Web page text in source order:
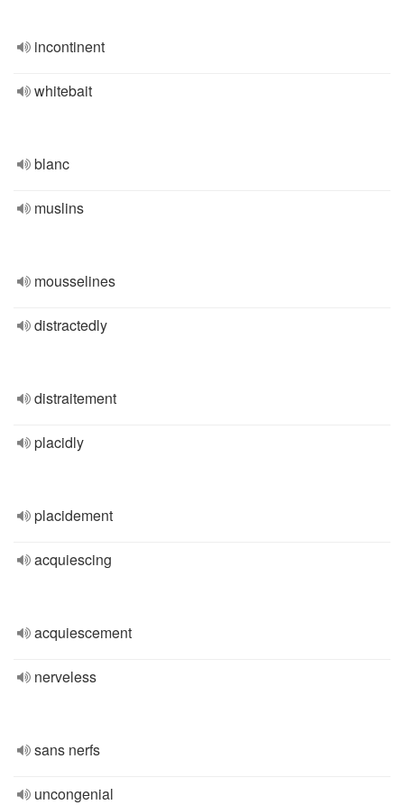
incontinent
whitebait
blanc
muslins
mousselines
distractedly
distraitement
placidly
placidement
acquiescing
acquiescement
nerveless
sans nerfs
uncongenial